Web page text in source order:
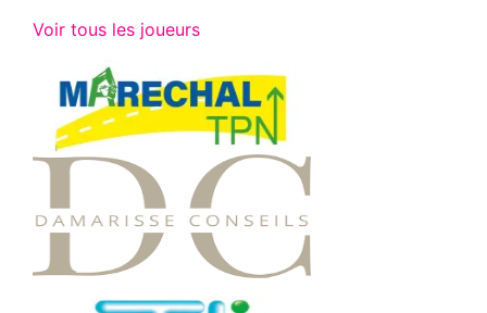
Voir tous les joueurs